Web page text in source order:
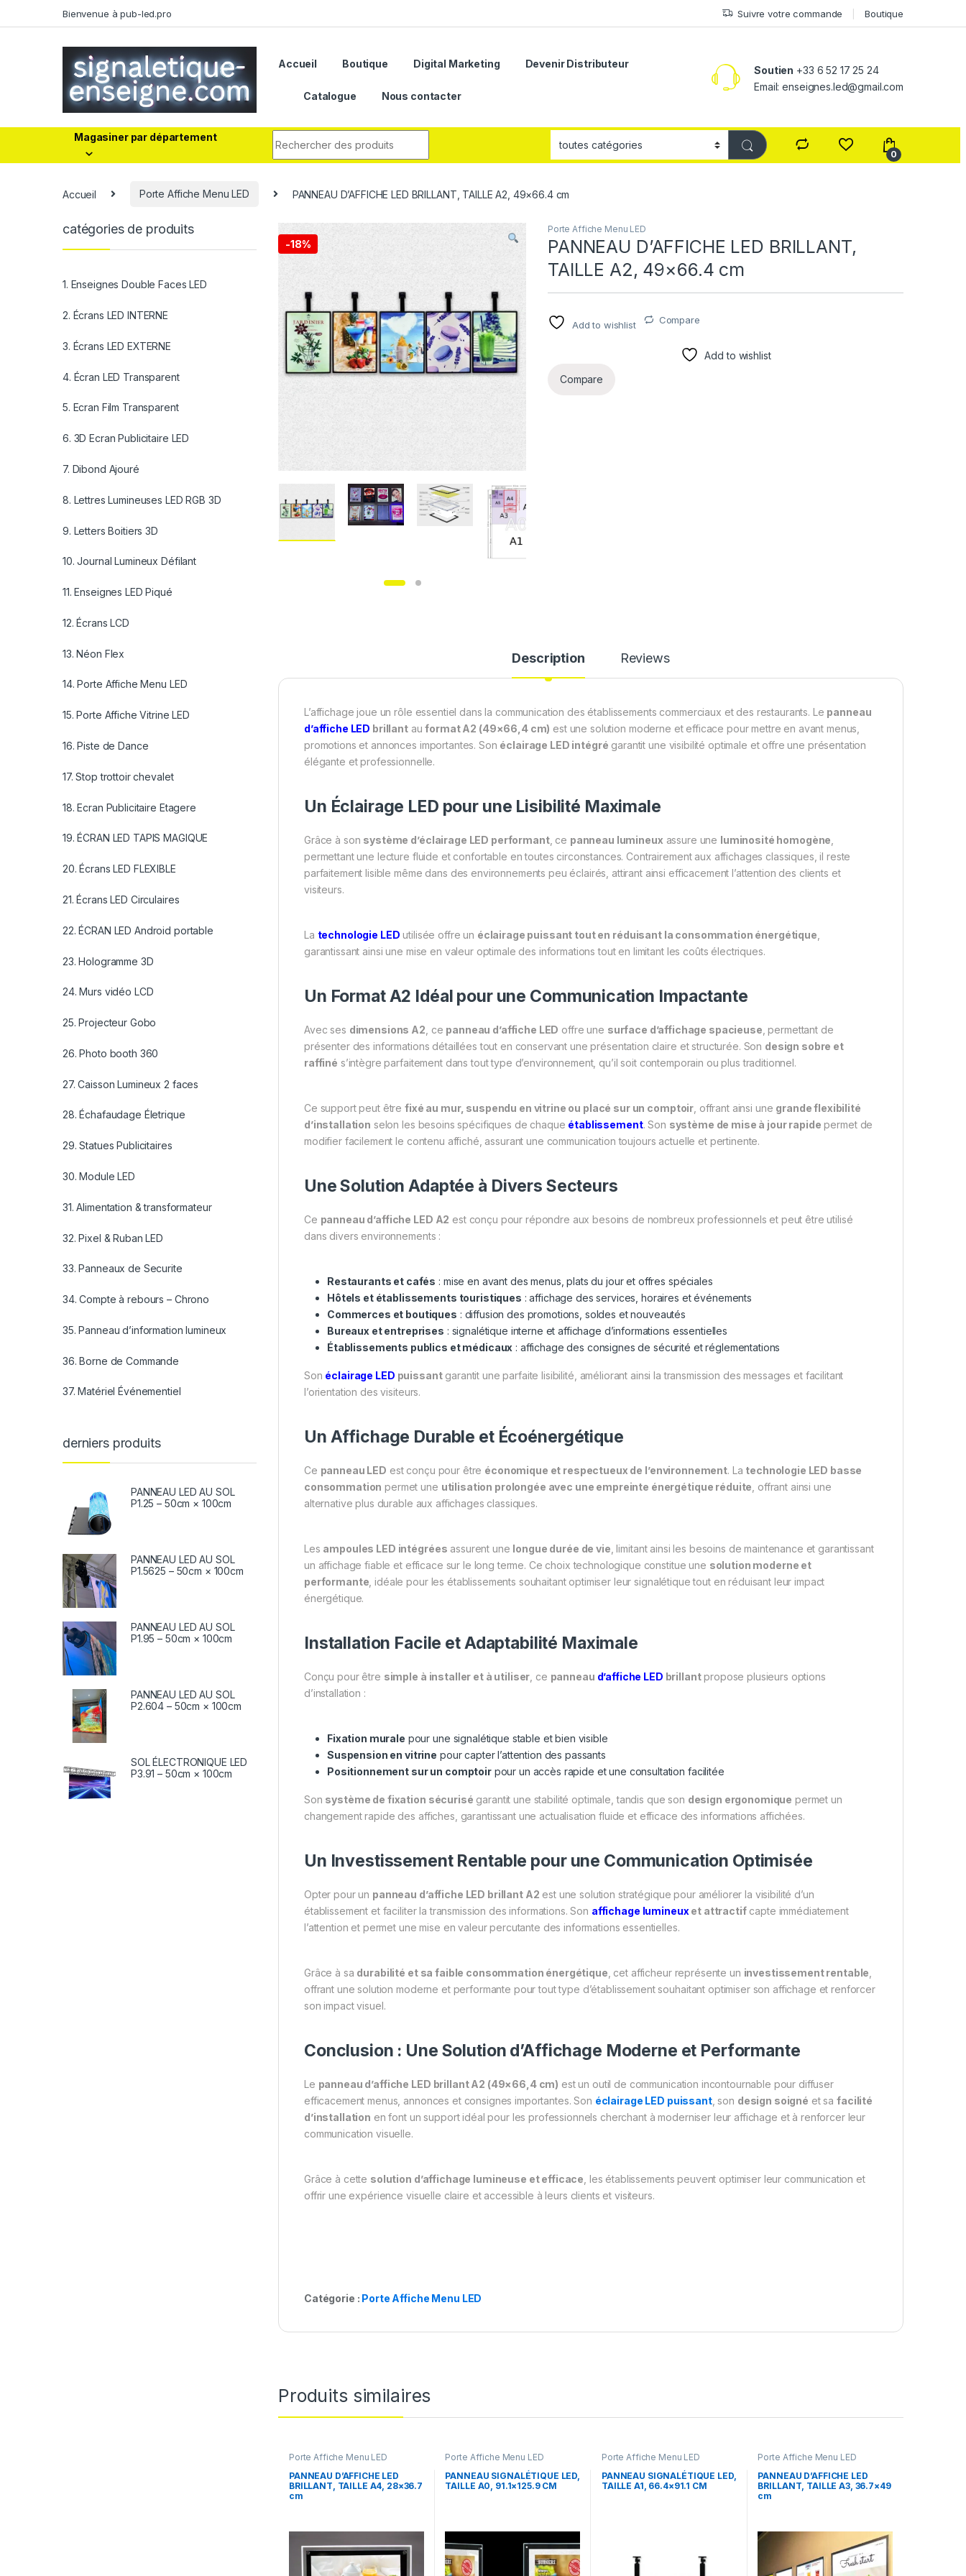
Bienvenue à pub-led.pro Suivre votre commande Boutique
Accueil Boutique Digital Marketing Devenir Distributeur
Catalogue Nous contacter
Soutien +33 6 52 17 25 24
Email: enseignes.led@gmail.com
Magasiner par département
0
Accueil Porte Affiche Menu LED PANNEAU D’AFFICHE LED BRILLANT, TAILLE A2, 49×66.4 cm
-18%
Porte Affiche Menu LED
PANNEAU D’AFFICHE LED BRILLANT,
TAILLE A2, 49×66.4 cm
Add to wishlist Compare
Add to wishlist
Compare
Description Reviews
L’affichage joue un rôle essentiel dans la communication des établissements commerciaux et des restaurants. Le panneau
d’affiche LED brillantauformat A2 (49×66,4 cm) est une solution moderne et efficace pour mettre en avant menus,
promotions et annonces importantes. Son éclairage LED intégré garantit une visibilité optimale et offre une présentation
élégante et professionnelle.
Un Éclairage LED pour une Lisibilité Maximale
Grâce à son système d’éclairage LED performant, ce panneau lumineux assure une luminosité homogène
permettant une lecture fluide et confortable en toutes circonstances. Contrairement aux affichages classiques, il reste
parfaitement lisible même dans des environnements peu éclairés, attirant ainsi efficacement l’attention des clients et
visiteurs.
La technologie LED utilisée offre un éclairage puissant tout en réduisant la consommation énergétique
garantissant ainsi une mise en valeur optimale des informations tout en limitant les coûts électriques.
Un Format A2 Idéal pour une Communication Impactante
Avec ses dimensions A2 , ce panneau d’affiche LED offre une surface d’affichage spacieuse , permettant de
présenter des informations détaillées tout en conservant une présentation claire et structurée. Son design sobre et
raffiné s’intègre parfaitement dans tout type d’environnement, qu’il soit contemporain ou plus traditionnel.
Ce support peut êtrefixé au mur, suspendu en vitrine ou placé sur un comptoir , offrant ainsi une grande flexibilité
d’installation selon les besoins spécifiques de chaque établissement. Son système de mise à jour rapide permet de
modifier facilement le contenu affiché, assurant une communication toujours actuelle et pertinente.
Une Solution Adaptée à Divers Secteurs
Ce panneau d’affiche LED A2 est conçu pour répondre aux besoins de nombreux professionnels et peut être utilisé
dans divers environnements :
Restaurants et cafés : mise en avant des menus, plats du jour et offres spéciales
Hôtels et établissements touristiques : affichage des services, horaires et événements
Commerces et boutiques : diffusion des promotions, soldes et nouveautés
Bureaux et entreprises : signalétique interne et affichage d’informations essentielles
Établissements publics et médicaux : affichage des consignes de sécurité et réglementations
Son éclairage LED puissantgarantit une parfaite lisibilité, améliorant ainsi la transmission des messages et facilitant
l’orientation des visiteurs.
Un Affichage Durable et Écoénergétique
Ce panneau LED est conçu pour être économique et respectueux de l’environnement. La technologie LED basse
consommation permet une utilisation prolongée avec une empreinte énergétique réduite , offrant ainsi une
alternative plus durable aux affichages classiques.
Les ampoules LED intégrées assurent une longue durée de vie , limitant ainsi les besoins de maintenance et garantissant
un affichage fiable et efficace sur le long terme. Ce choix technologique constitue une solution moderne et
performante , idéale pour les établissements souhaitant optimiser leur signalétique tout en réduisant leur impact
énergétique.
Installation Facile et Adaptabilité Maximale
Conçu pour être simple à installer et à utiliser , ce panneau d’affiche LED brillantpropose plusieurs options
d’installation :
Fixation murale pour une signalétique stable et bien visible
Suspension en vitrine pour capter l’attention des passants
Positionnement sur un comptoirpour un accès rapide et une consultation facilitée
Son système de fixation sécurisé garantit une stabilité optimale, tandis que son design ergonomique permet un
changement rapide des affiches, garantissant une actualisation fluide et efficace des informations affichées.
Un Investissement Rentable pour une Communication Optimisée
Opter pour un panneau d’affiche LED brillant A2 est une solution stratégique pour améliorer la visibilité d’un
établissement et faciliter la transmission des informations. Son affichage lumineuxet attractifcapte immédiatement
l’attention et permet une mise en valeur percutante des informations essentielles.
Grâce à sa durabilité et sa faible consommation énergétique , cet afficheur représente un investissement rentable
offrant une solution moderne et performante pour tout type d’établissement souhaitant optimiser son affichage et renforcer
son impact visuel.
Conclusion : Une Solution d’Affichage Moderne et Performante
Le panneau d’affiche LED brillant A2 (49×66,4 cm) est un outil de communication incontournable pour diffuser
efficacement menus, annonces et consignes importantes. Son éclairage LED puissant, son design soigné et safacilité
d’installation en font un support idéal pour les professionnels cherchant à moderniser leur affichage et à renforcer leur
communication visuelle.
Grâce à cette solution d’affichage lumineuse et efficace , les établissements peuvent optimiser leur communication et
offrir une expérience visuelle claire et accessible à leurs clients et visiteurs.
Catégorie : Porte Affiche Menu LED
Produits similaires
Porte Affiche Menu LED
PANNEAU D’AFFICHE LED
BRILLANT, TAILLE A4, 28×36.7
cm
Porte Affiche Menu LED
PANNEAU SIGNALÉTIQUE LED,
TAILLE A0, 91.1×125.9 CM
Porte Affiche Menu LED
PANNEAU SIGNALÉTIQUE LED,
TAILLE A1, 66.4×91.1 CM
Porte Affiche Menu LED
PANNEAU D’AFFICHE LED
BRILLANT, TAILLE A3, 36.7×49
cm
catégories de produits
1. Enseignes Double Faces LED
2. Écrans LED INTERNE
3. Écrans LED EXTERNE
4. Écran LED Transparent
5. Ecran Film Transparent
6. 3D Ecran Publicitaire LED
7. Dibond Ajouré
8. Lettres Lumineuses LED RGB 3D
9. Letters Boitiers 3D
10. Journal Lumineux Défilant
11. Enseignes LED Piqué
12. Écrans LCD
13. Néon Flex
14. Porte Affiche Menu LED
15. Porte Affiche Vitrine LED
16. Piste de Dance
17. Stop trottoir chevalet
18. Ecran Publicitaire Etagere
19. ÉCRAN LED TAPIS MAGIQUE
20. Écrans LED FLEXIBLE
21. Écrans LED Circulaires
22. ÉCRAN LED Android portable
23. Hologramme 3D
24. Murs vidéo LCD
25. Projecteur Gobo
26. Photo booth 360
27. Caisson Lumineux 2 faces
28. Échafaudage Életrique
29. Statues Publicitaires
30. Module LED
31. Alimentation & transformateur
32. Pixel & Ruban LED
33. Panneaux de Securite
34. Compte à rebours – Chrono
35. Panneau d’information lumineux
36. Borne de Commande
37. Matériel Événementiel
derniers produits
PANNEAU LED AU SOL
P1.25 – 50cm × 100cm
PANNEAU LED AU SOL
P1.5625 – 50cm × 100cm
PANNEAU LED AU SOL
P1.95 – 50cm × 100cm
PANNEAU LED AU SOL
P2.604 – 50cm × 100cm
SOL ÉLECTRONIQUE LED
P3.91 – 50cm × 100cm